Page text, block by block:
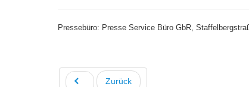
Pressebüro: Presse Service Büro GbR,
Zurück